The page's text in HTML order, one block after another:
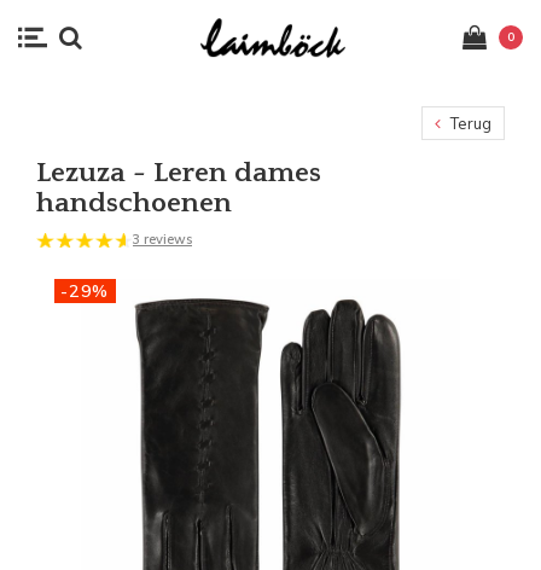
0
Terug
Lezuza - Leren dames
handschoenen
3 reviews
-29%